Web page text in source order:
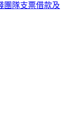
團隊支票借款及